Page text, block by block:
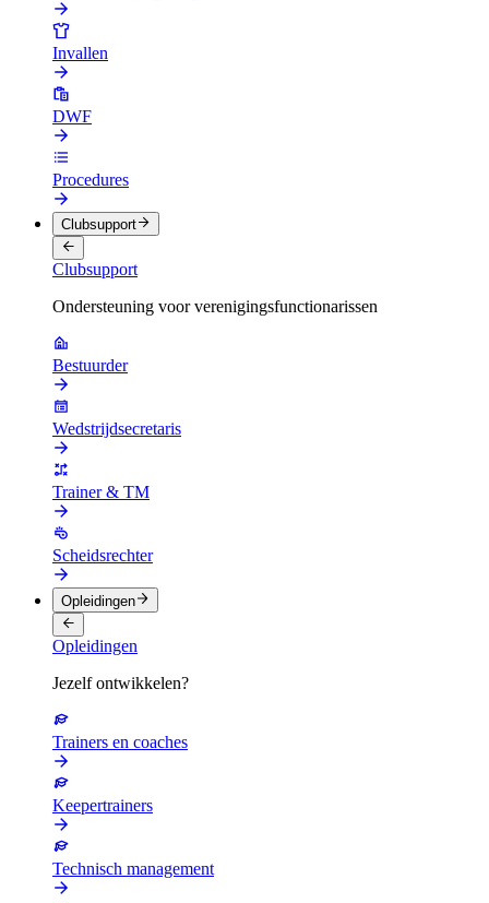
Invallen
DWF
Procedures
Clubsupport
Clubsupport
Ondersteuning voor verenigingsfunctionarissen
Bestuurder
Wedstrijdsecretaris
Trainer & TM
Scheidsrechter
Opleidingen
Opleidingen
Jezelf ontwikkelen?
Trainers en coaches
Keepertrainers
Technisch management